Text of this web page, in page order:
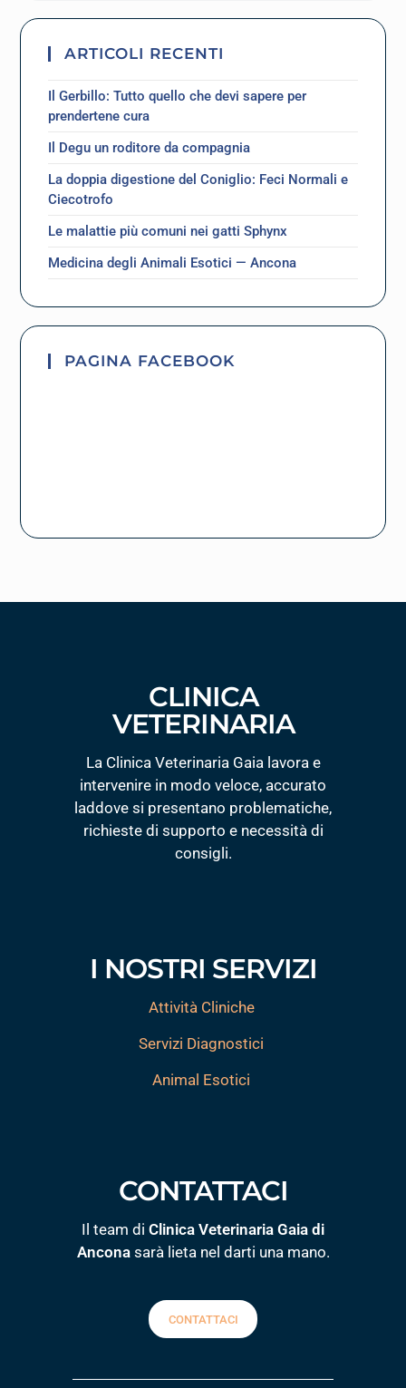
ARTICOLI RECENTI
Il Gerbillo: Tutto quello che devi sapere per
prendertene cura
Il Degu un roditore da compagnia
La doppia digestione del Coniglio: Feci Normali e
Ciecotrofo
Le malattie più comuni nei gatti Sphynx
Medicina degli Animali Esotici — Ancona
PAGINA FACEBOOK
CLINICA
VETERINARIA
La Clinica Veterinaria Gaia lavora e
intervenire in modo veloce, accurato
laddove si presentano problematiche,
richieste di supporto e necessità di
consigli.
I NOSTRI SERVIZI
Attività Cliniche
Servizi Diagnostici
Animal Esotici
CONTATTACI
Il team di Clinica Veterinaria Gaia di
Anconasarà lieta nel darti una mano.
CONTATTACI